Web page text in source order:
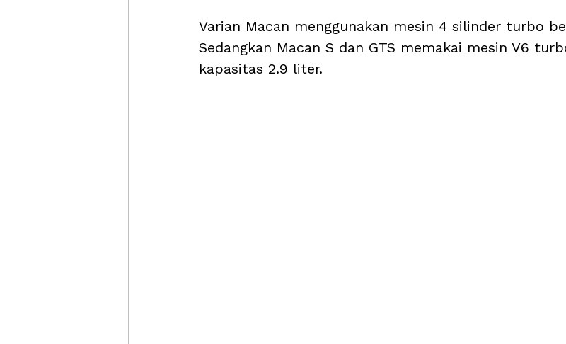
Varian Macan menggunakan mesin 4 silinder turbo
Sedangkan Macan S dan GTS memakai mesin V6
kapasitas 2.9 liter.